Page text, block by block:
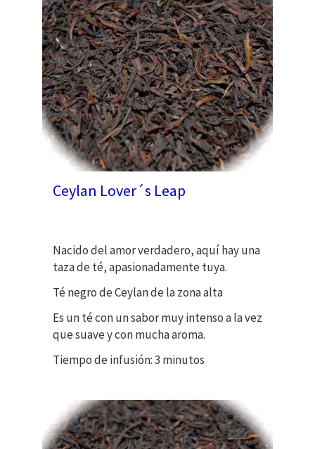
Ceylan Lover´s Leap
Nacido del amor verdadero, aquí hay una
taza de té, apasionadamente tuya.
Té negro de Ceylan de la zona alta
Es un té con un sabor muy intenso a la vez
que suave y con mucha aroma.
Tiempo de infusión: 3 minutos